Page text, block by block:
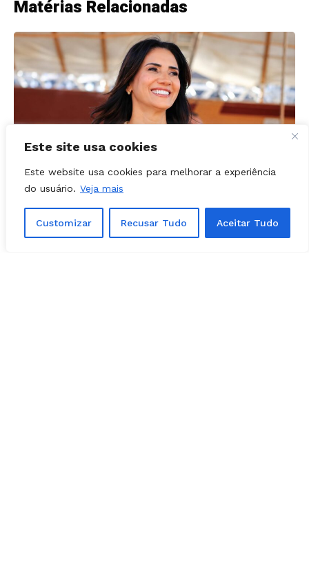
Este site usa cookies
Este website usa cookies para melhorar a experiência
do usuário. Veja mais
Customizar Recusar Tudo Aceitar Tudo
Prefeita Solange Gouveia define apoios